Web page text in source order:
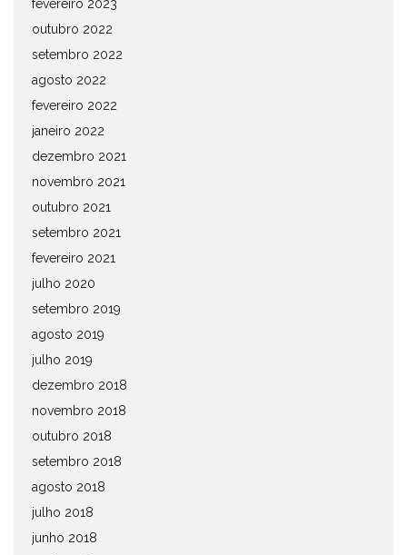
fevereiro 2023
outubro 2022
setembro 2022
agosto 2022
fevereiro 2022
janeiro 2022
dezembro 2021
novembro 2021
outubro 2021
setembro 2021
fevereiro 2021
julho 2020
setembro 2019
agosto 2019
julho 2019
dezembro 2018
novembro 2018
outubro 2018
setembro 2018
agosto 2018
julho 2018
junho 2018